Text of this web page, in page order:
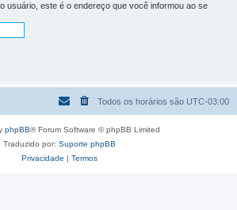
usuário, este é o endereço que você informou ao se
Todos os horários são UTC-03:00
phpBB® Forum Software © phpBB Limited
Traduzido por: Suporte phpBB
Privacidade | Termos